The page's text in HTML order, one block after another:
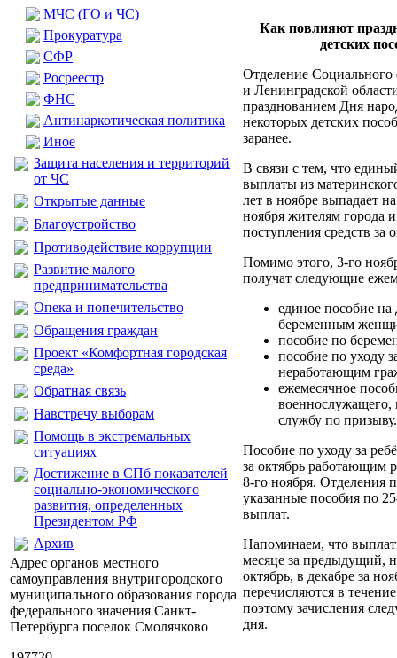
МЧС (ГО и ЧС)
Прокуратура
CФР
Росреестр
ФНС
Антинаркотическая политика
Иное
Защита населения и территорий
от ЧС
Открытые данные
Благоустройство
Противодействие коррупции
Развитие малого
предпринимательства
Опека и попечительство
Обращения граждан
Проект «Комфортная городская
среда»
Обратная связь
Навстречу выборам
Помощь в экстремальных
ситуациях
Достижение в СПб показателей
социально-экономического
развития, определенных
Президентом РФ
Архив
Адрес органов местного
самоуправления внутригородского
муниципального образования города
федерального значения Санкт-
Петербурга поселок Смолячково
Как повлияют
детских
Отделение
и Ленинградской
празднованием Дня
некоторых детских
заранее.
В связи с тем, что
выплаты из
лет в ноябре выпадает
ноября жителям города
поступления средств за
Помимо этого, 3-го
получат следующие
единое пособие на
беременным
пособие по
пособие по уходу
неработающим
ежемесячное
службу по призыву.
Пособие по уходу за
за октябрь работающим
8-го ноября. Отделения
указанные пособия по
выплат.
Напоминаем, что
месяце за предыдущий,
октябрь, в декабре за
перечисляются в
поэтому зачисления
дня.